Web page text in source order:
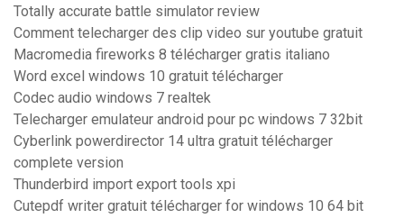
Totally accurate battle simulator review
Comment telecharger des clip video sur youtube gratuit
Macromedia fireworks 8 télécharger gratis italiano
Word excel windows 10 gratuit télécharger
Codec audio windows 7 realtek
Telecharger emulateur android pour pc windows 7 32bit
Cyberlink powerdirector 14 ultra gratuit télécharger
complete version
Thunderbird import export tools xpi
Cutepdf writer gratuit télécharger for windows 10 64 bit